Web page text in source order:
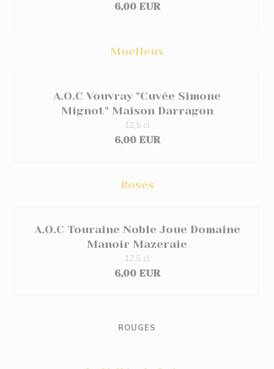
6,00 EUR
Moelleux
A.O.C Vouvray "Cuvée Simone
Mignot" Maison Darragon
6,00 EUR
12,5 cl
Rosés
A.O.C Touraine Noble Joue Domaine
Manoir Mazeraie
6,00 EUR
12,5 cl
ROUGES